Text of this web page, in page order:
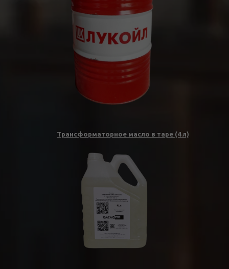
Трансформаторное масло в таре (4 л)